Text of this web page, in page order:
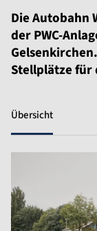
Die Autobahn
der PWC-
Stellplätze für
Übersicht